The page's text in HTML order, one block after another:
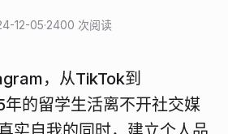
12-05·2400 次阅读
，从TikTok到
的留学生活离不开社交媒